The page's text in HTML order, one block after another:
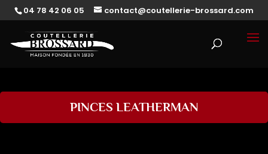
04 78 42 06 05 contact@coutellerie-brossard.com
PINCES LEATHERMAN